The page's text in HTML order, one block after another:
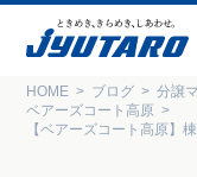
HOME ブログ 分譲
ベアーズコート高原
【ベアーズコート高原】